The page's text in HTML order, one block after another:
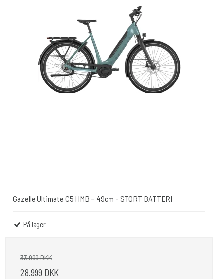
Gazelle Ultimate C5 HMB – 49cm - STORT BATTERI
På lager
33.999 DKK
28.999 DKK